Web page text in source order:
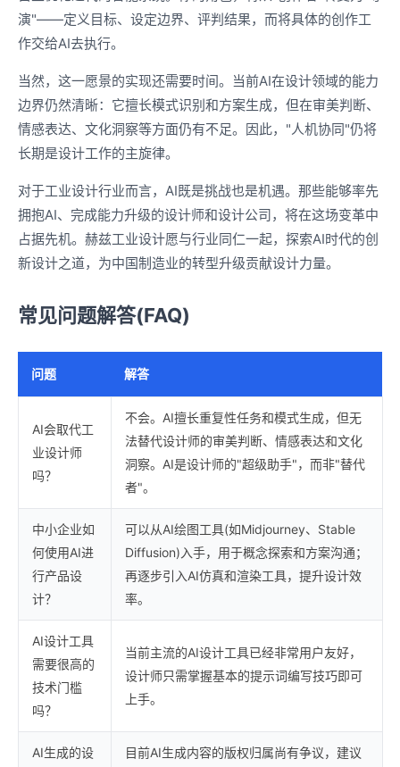
演"——定义目标、设定边界、评判结果，而将具体的创作工
作交给AI去执行。
当然，这一愿景的实现还需要时间。当前AI在设计领域的能力
边界仍然清晰：它擅长模式识别和方案生成，但在审美判断、
情感表达、文化洞察等方面仍有不足。因此，"人机协同"仍将
长期是设计工作的主旋律。
对于工业设计行业而言，AI既是挑战也是机遇。那些能够率先
拥抱AI、完成能力升级的设计师和设计公司，将在这场变革中
占据先机。赫兹工业设计愿与行业同仁一起，探索AI时代的创
新设计之道，为中国制造业的转型升级贡献设计力量。
常见问题解答(FAQ)
问题 解答
AI会取代工
业设计师
吗？
不会。AI擅长重复性任务和模式生成，但无
法替代设计师的审美判断、情感表达和文化
洞察。AI是设计师的"超级助手"，而非"替代
者"。
中小企业如
何使用AI进
行产品设
计？
可以从AI绘图工具(如Midjourney、Stable
Diffusion)入手，用于概念探索和方案沟通；
再逐步引入AI仿真和渲染工具，提升设计效
率。
AI设计工具
需要很高的
技术门槛
吗？
当前主流的AI设计工具已经非常用户友好，
设计师只需掌握基本的提示词编写技巧即可
上手。
AI生成的设
目前AI生成内容的版权归属尚有争议，建议